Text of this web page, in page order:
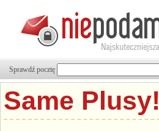
Sprawdź pocztę
Same Plusy!